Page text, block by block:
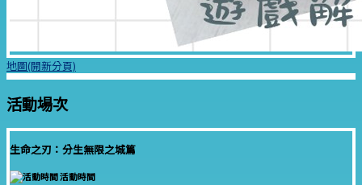
地圖(開新分頁)
活動場次
生命之刃：分生無限之城篇
活動時間